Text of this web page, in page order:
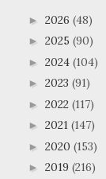
► 2026 (48)
► 2025 (90)
► 2024 (104)
► 2023 (91)
► 2022 (117)
► 2021 (147)
► 2020 (153)
► 2019 (216)